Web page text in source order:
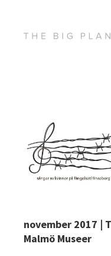
november 2017 |
Malmö Museer